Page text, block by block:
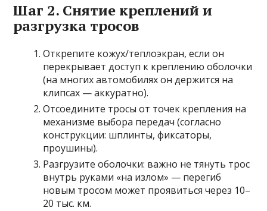
Шаг 2. Снятие креплений и
разгрузка тросов
Открепите кожух/теплоэкран, если он
перекрывает доступ к креплению оболочки
(на многих автомобилях он держится на
клипсах — аккуратно).
Отсоедините тросы от точек крепления на
механизме выбора передач (согласно
конструкции: шплинты, фиксаторы,
проушины).
Разгрузите оболочки: важно не тянуть трос
внутрь руками «на излом» — перегиб
новым тросом может проявиться через 10–
20 тыс. км.